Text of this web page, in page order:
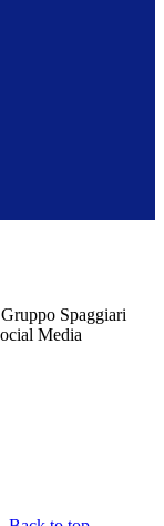
Spaggiari
Media